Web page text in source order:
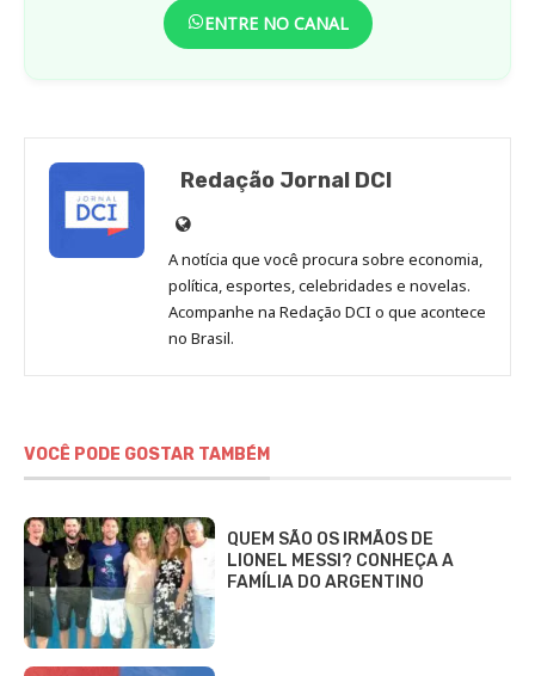
ENTRE NO CANAL
Redação Jornal DCI
Site
de
Redação
Jornal
DCI
A notícia que você procura sobre economia,
política, esportes, celebridades e novelas.
Acompanhe na Redação DCI o que acontece
no Brasil.
VOCÊ PODE GOSTAR TAMBÉM
QUEM SÃO OS IRMÃOS DE
LIONEL MESSI? CONHEÇA A
FAMÍLIA DO ARGENTINO